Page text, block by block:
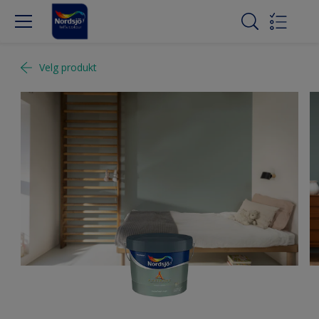
Velg produkt